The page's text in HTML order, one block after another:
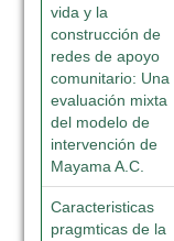
vida y la
construcción de
redes de apoyo
comunitario: Una
evaluación mixta
del modelo de
intervención de
Mayama A.C.
Caracteristicas
pragmticas de la